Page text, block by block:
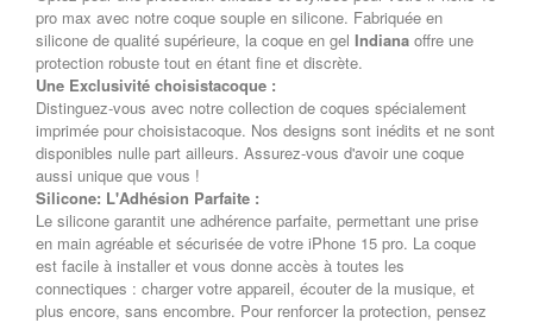
pro max avec notre coque souple en silicone. Fabriquée en
silicone de qualité supérieure, la coque en gel Indiana offre une
protection robuste tout en étant fine et discrète.
Une Exclusivité choisistacoque :
Distinguez-vous avec notre collection de coques spécialement
imprimée pour choisistacoque. Nos designs sont inédits et ne sont
disponibles nulle part ailleurs. Assurez-vous d'avoir une coque
aussi unique que vous !
Silicone: L'Adhésion Parfaite :
Le silicone garantit une adhérence parfaite, permettant une prise
en main agréable et sécurisée de votre iPhone 15 pro. La coque
est facile à installer et vous donne accès à toutes les
connectiques : charger votre appareil, écouter de la musique, et
plus encore, sans encombre. Pour renforcer la protection, pensez